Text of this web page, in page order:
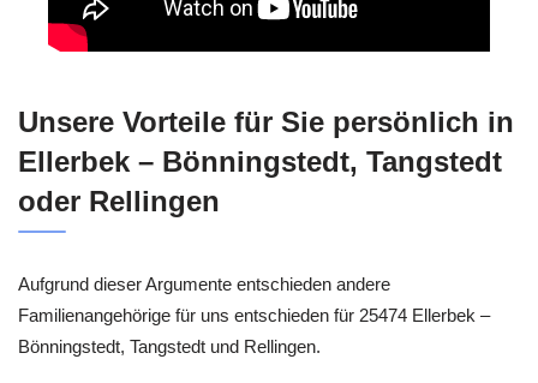
Unsere Vorteile für Sie persönlich in
Ellerbek – Bönningstedt, Tangstedt
oder Rellingen
Aufgrund dieser Argumente entschieden andere
Familienangehörige für uns entschieden für 25474 Ellerbek –
Bönningstedt, Tangstedt und Rellingen.